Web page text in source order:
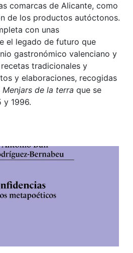
comarcas de Alicante, como
de los productos autóctonos.
con unas
el legado de futuro que
gastronómico valenciano y
tradicionales y
y elaboraciones, recogidas
Menjars de la terra que se
y 1996.